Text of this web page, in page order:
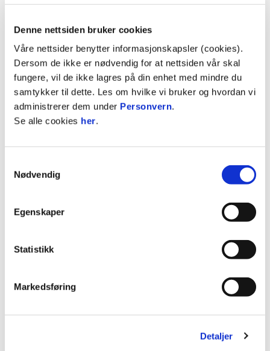
Denne nettsiden bruker cookies
Våre nettsider benytter informasjonskapsler (cookies).
Dersom de ikke er nødvendig for at nettsiden vår skal
fungere, vil de ikke lagres på din enhet med mindre du
samtykker til dette. Les om hvilke vi bruker og hvordan vi
administrerer dem under Personvern.
Se alle cookies her.
Nødvendig
Egenskaper
Statistikk
Markedsføring
Detaljer
Kjøp sesongkort her!
Stor suksess med gratis inngang
Som ein del av Heimebaneprosjektet vil klubben
vidareføre tilbodet om gratis inngang til alle barn
og unge opptil 18 år også i 2025-sesongen!
Support?
supportavdeling
hjelper deg
spørsmål knytt til sesongkort/- billettkjøp til 2025-
eller